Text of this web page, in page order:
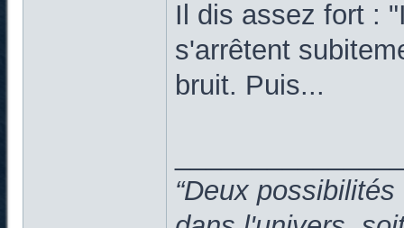
Il dis assez fort :
s'arrêtent
bruit. Puis...
“Deux